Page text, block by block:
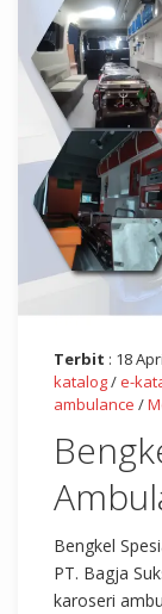
Terbit : 18
katalog/e-
ambulance /
Bengkel
PT. Bagja
karoseri